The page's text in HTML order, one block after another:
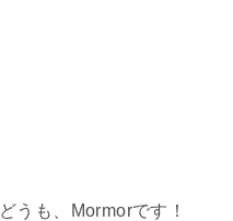
どうも、Mormorです！